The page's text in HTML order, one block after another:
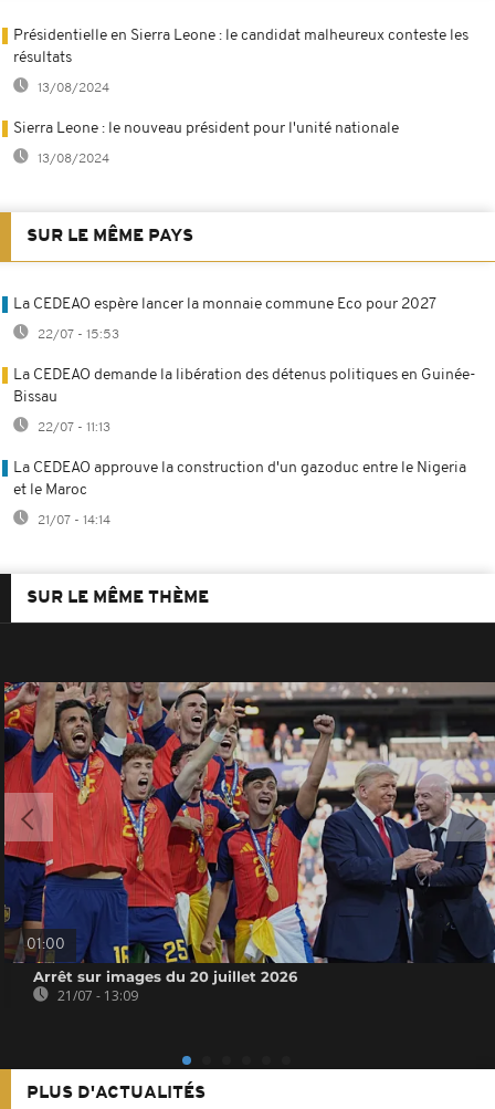
Présidentielle en Sierra Leone : le candidat malheureux conteste les
résultats
13/08/2024
Sierra Leone : le nouveau président pour l'unité nationale
13/08/2024
SUR LE MÊME PAYS
La CEDEAO espère lancer la monnaie commune Eco pour 2027
22/07 - 15:53
La CEDEAO demande la libération des détenus politiques en Guinée-
Bissau
22/07 - 11:13
La CEDEAO approuve la construction d'un gazoduc entre le Nigeria
et le Maroc
21/07 - 14:14
SUR LE MÊME THÈME
01:00
Arrêt sur images du 20 juillet 2026
21/07 - 13:09
PLUS D'ACTUALITÉS